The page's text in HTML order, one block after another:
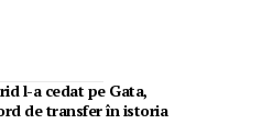
l-a cedat pe Gata,
de transfer în istoria